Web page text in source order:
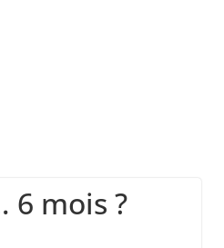
6 mois ?